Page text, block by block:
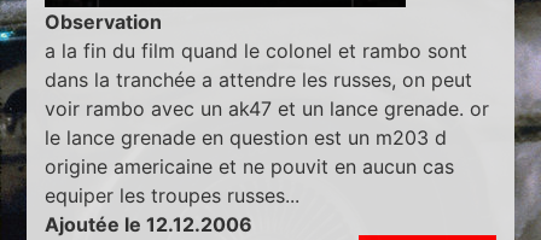
Observation
a la fin du film quand le colonel et rambo sont
dans la tranchée a attendre les russes, on peut
voir rambo avec un ak47 et un lance grenade. or
le lance grenade en question est un m203 d
origine americaine et ne pouvit en aucun cas
equiper les troupes russes...
Ajoutée le 12.12.2006